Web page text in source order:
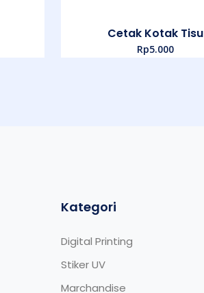
Cetak Kotak Tisu
Rp5.000
Kategori
Digital Printing
Stiker UV
Marchandise